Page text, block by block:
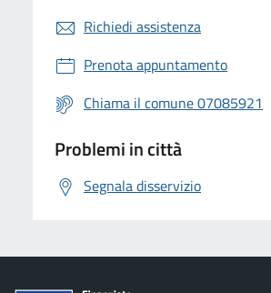
Richiedi assistenza
Prenota appuntamento
Chiama il comune 07085921
Problemi in città
Segnala disservizio